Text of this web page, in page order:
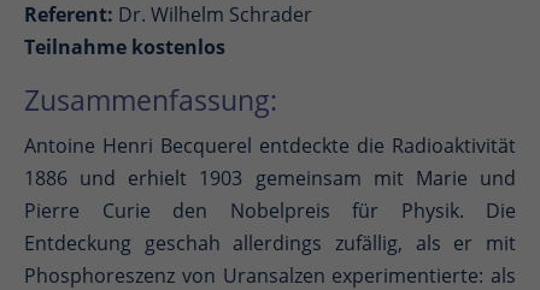
Referent: Dr. Wilhelm Schrader
Teilnahme kostenlos
Zusammenfassung:
Antoine Henri Becquerel entdeckte die Radioaktivität
1886 und erhielt 1903 gemeinsam mit Marie und
Pierre Curie den Nobelpreis für Physik. Die
Entdeckung geschah allerdings zufällig, als er mit
Phosphoreszenz von Uransalzen experimentierte: als